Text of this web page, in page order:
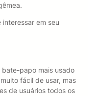
em seu
papo mais usado
fácil de usar, mas
de usuários todos os